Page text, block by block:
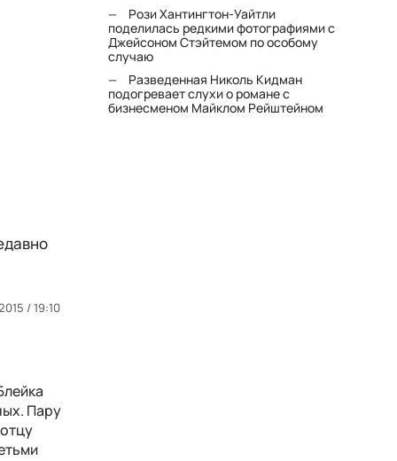
/ 19:10
Пару
Рози Хантингтон-Уайтли
поделилась редкими фотографиями с
Джейсоном Стэйтемом по особому
случаю
Разведенная Николь Кидман
подогревает слухи о романе с
бизнесменом Майклом Рейштейном